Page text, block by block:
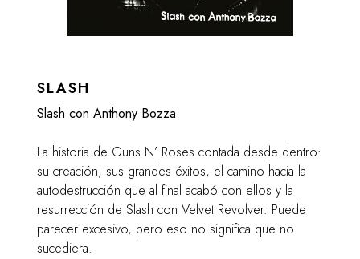
SLASH
Slash con Anthony Bozza
La historia de Guns N’ Roses contada desde dentro:
su creación, sus grandes éxitos, el camino hacia la
autodestrucción que al final acabó con ellos y la
resurrección de Slash con Velvet Revolver. Puede
parecer excesivo, pero eso no significa que no
sucediera.